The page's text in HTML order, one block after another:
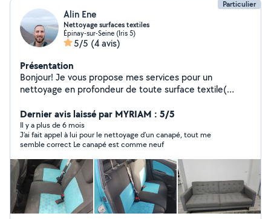
Particulier
Alin Ene
Nettoyage surfaces textiles
Épinay-sur-Seine (Iris 5)
5/5 (4 avis)
Présentation
Bonjour! Je vous propose mes services pour un
nettoyage en profondeur de toute surface textile(
Dernier avis laissé par MYRIAM : 5/5
Il y a plus de 6 mois
J’ai fait appel à lui pour le nettoyage d’un canapé, tout me
semble correct Le canapé est comme neuf